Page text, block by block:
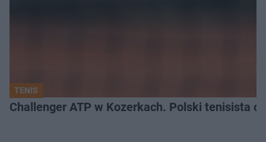
TENIS
Challenger ATP w Kozerkach. Polski tenisista